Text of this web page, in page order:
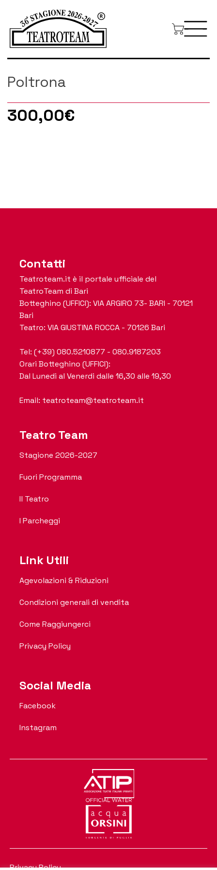
Poltrona
300,00€
Contatti
Teatroteam.it è il portale ufficiale del
TeatroTeam di Bari
Botteghino (UFFICI): VIA ARGIRO 73- BARI - 70121
Bari
Teatro: VIA GIUSTINA ROCCA - 70126 Bari
Tel: (+39) 080.5210877 - 080.9187203
Orari Botteghino (UFFICI):
Dal Lunedi al Venerdi dalle 16,30 alle 19,30
Email: teatroteam@teatroteam.it
Teatro Team
Stagione 2026-2027
Fuori Programma
Il Teatro
I Parcheggi
Link Utili
Agevolazioni & Riduzioni
Condizioni generali di vendita
Come Raggiungerci
Privacy Policy
Social Media
Facebook
Instagram
Privacy Policy